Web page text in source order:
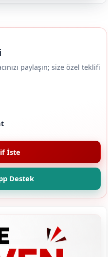
paylaşın; size özel teklifi
İste
Destek